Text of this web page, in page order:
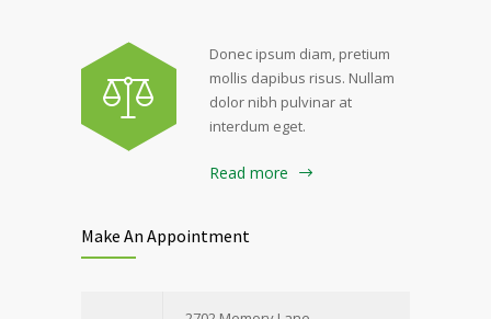
Donec ipsum diam, pretium
mollis dapibus risus. Nullam
dolor nibh pulvinar at
interdum eget.
Read more
Make An Appointment